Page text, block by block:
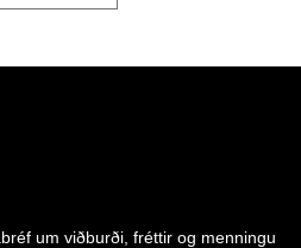
um viðburði, fréttir og menningu